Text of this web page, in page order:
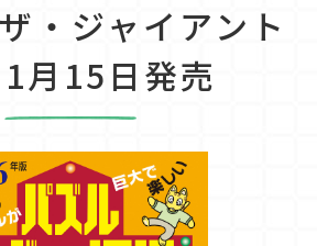
・ジャイアント
15日発売